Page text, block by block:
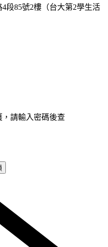
段85號2樓（台大第2學生活
請輸入密碼後查